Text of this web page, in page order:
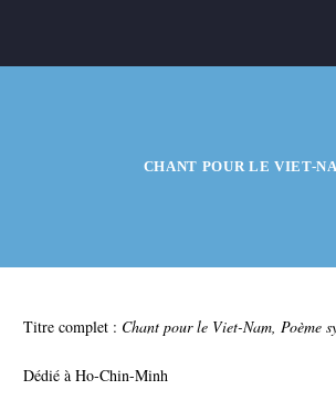
CHANT POUR LE VIET-
Titre complet : Chant pour le Viet-Nam, Poème
Dédié à Ho-Chin-Minh